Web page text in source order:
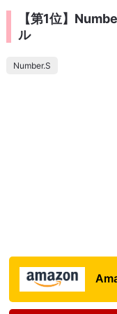
【第1位】
ル
Number.S